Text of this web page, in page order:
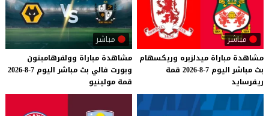
مباشر
مشاهدة مباراة ميدلزبره وريكسهام
بث مباشر اليوم 7-8-2026
قمة
ريفرسايد
مباشر
مشاهدة مباراة وولفرهامبتون
وبورت فالي بث مباشر اليوم 7-8-2026
قمة مولينيو